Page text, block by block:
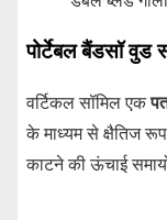
पोर्टेबल बैंडसॉ वुड
वर्टिकल सॉमिल एक
के माध्यम से क्षैतिज
काटने की ऊंचाई